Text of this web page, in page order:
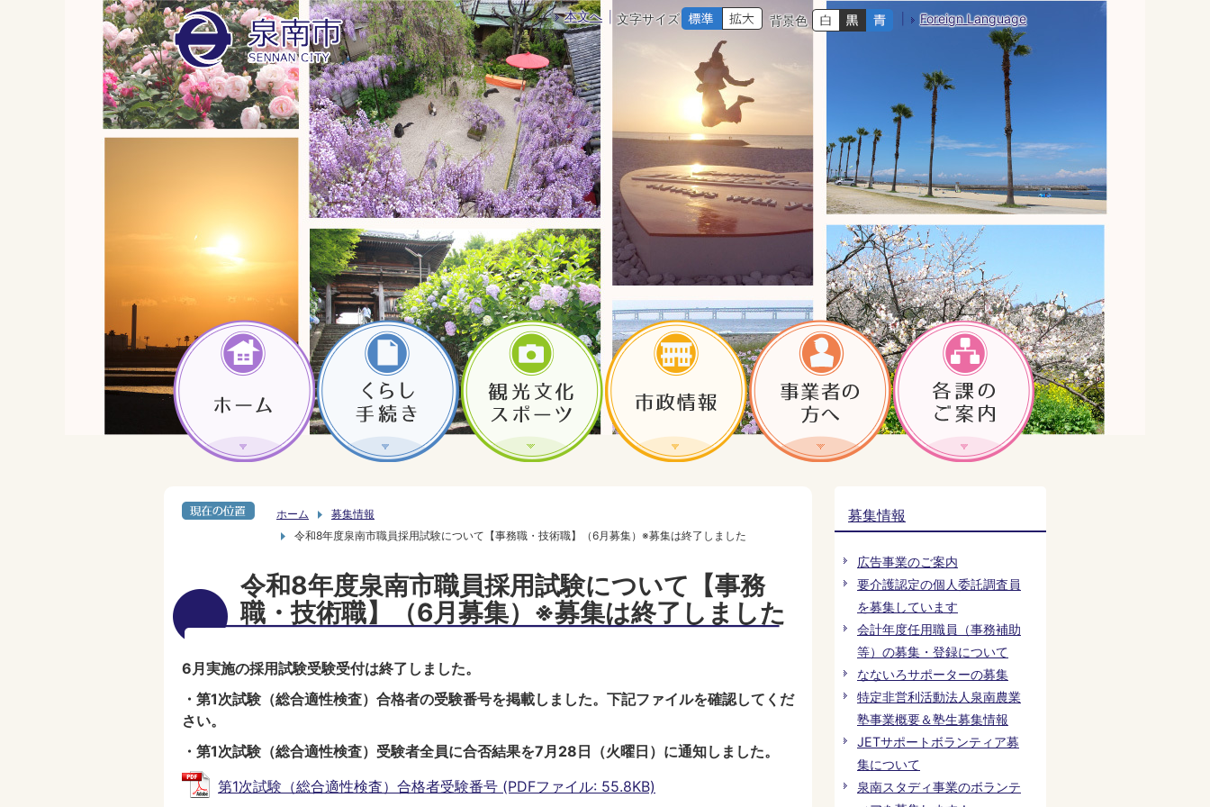
本文へ 文字サイズ 背景色 Foreign Language
ホーム
募集情報
令和8年度泉南市職員採用試験について【事務職・技術職】（6月募集）※募集は終了しました
令和8年度泉南市職員採用試験について【事務
職・技術職】（6月募集）※募集は終了しました
6月実施の採用試験受験受付は終了しました。
・第1次試験（総合適性検査）合格者の受験番号を掲載しました。下記ファイルを確認してくだ
さい。
・第1次試験（総合適性検査）受験者全員に合否結果を7月28日（火曜日）に通知しました。
第1次試験（総合適性検査）合格者受験番号 (PDFファイル: 55.8KB)
募集情報
広告事業のご案内
要介護認定の個人委託調査員
を募集しています
会計年度任用職員（事務補助
等）の募集・登録について
なないろサポーターの募集
特定非営利活動法人泉南農業
塾事業概要＆塾生募集情報
JETサポートボランティア募
集について
泉南スタディ事業のボランテ